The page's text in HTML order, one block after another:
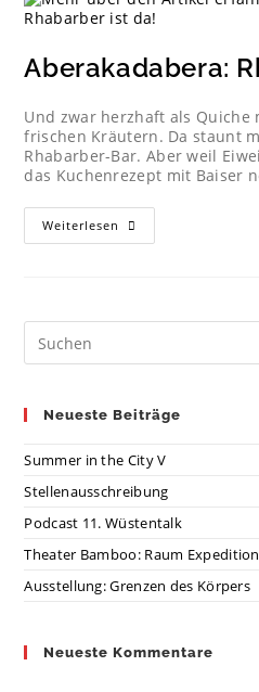
Aberakadabera:
Und zwar herzhaft als Quiche
frischen Kräutern. Da staunt
Rhabarber-Bar. Aber weil
das Kuchenrezept mit Baiser
Weiterlesen
Neueste Beiträge
Summer in the City V
Stellenausschreibung
Podcast 11. Wüstentalk
Theater Bamboo: Raum Expedition
Ausstellung: Grenzen des Körpers
Neueste Kommentare